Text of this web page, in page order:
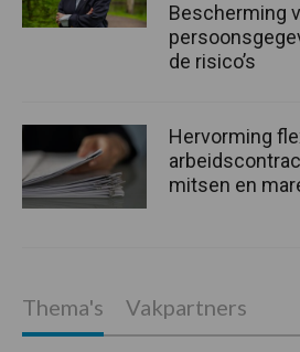
Bescherming
de risico’s
Hervorming
mitsen en
Thema's Vakpartners